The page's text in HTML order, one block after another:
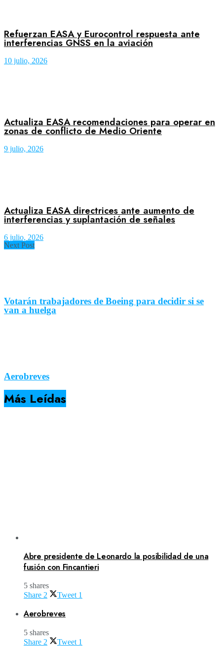
Refuerzan EASA y Eurocontrol respuesta ante
interferencias GNSS en la aviación
10 julio, 2026
Actualiza EASA recomendaciones para operar en
zonas de conflicto de Medio Oriente
9 julio, 2026
Actualiza EASA directrices ante aumento de
interferencias y suplantación de señales
6 julio, 2026
Next Post
Votarán trabajadores de Boeing para decidir si se
van a huelga
Aerobreves
Más Leídas
Abre presidente de Leonardo la posibilidad de una
fusión con Fincantieri
5 shares
Share 2 Tweet 1
Aerobreves
5 shares
Share 2 Tweet 1